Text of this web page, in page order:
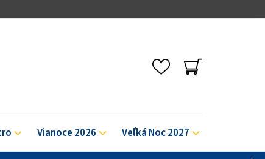
NÁKUPNÝ
KOŠÍK
Vianoce 2026 Veľká Noc 2027